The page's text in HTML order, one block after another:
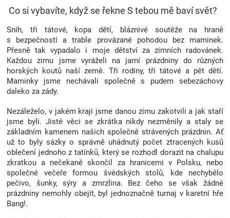
Blog
Hračkářství
Přihlášení
Co si vybavíte, když se řekne S tebou mě baví svět?
Sníh, tři tátové, kopa dětí, bláznivé soutěže na hraně
s bezpečností a trable provázané pohodou bez maminek.
Přesně tak vypadalo i moje dětství za zimních radovánek.
Každou zimu jsme vyráželi na jarní prázdniny do různých
horských koutů naší země. Tři rodiny, tři tátové a pět dětí.
Maminky jsme nechávali společně s pudem sebezáchovy
daleko za zády.
Nezáleželo, v jakém kraji jsme danou zimu zakotvili a jak staří
jsme byli. Jisté věci se zkrátka nikdy nezměnily a staly se
základním kamenem našich společně strávených prázdnin. Ať
už to byly sázky o správně uhádnutý počet ztracených kusů
oblečení jednoho z tatínků, který se rozhodl dorazit na chalupu
zkratkou a nečekaně skončil za hranicemi v Polsku, nebo
společné večeře formou švédských stolů, kde nechybělo
pečivo, šunky, sýry a zmrzlina. Bez čeho se však žádné
prázdniny nemohly obejít, byl jednoznačně turnaj v karetní hře
Bang!.